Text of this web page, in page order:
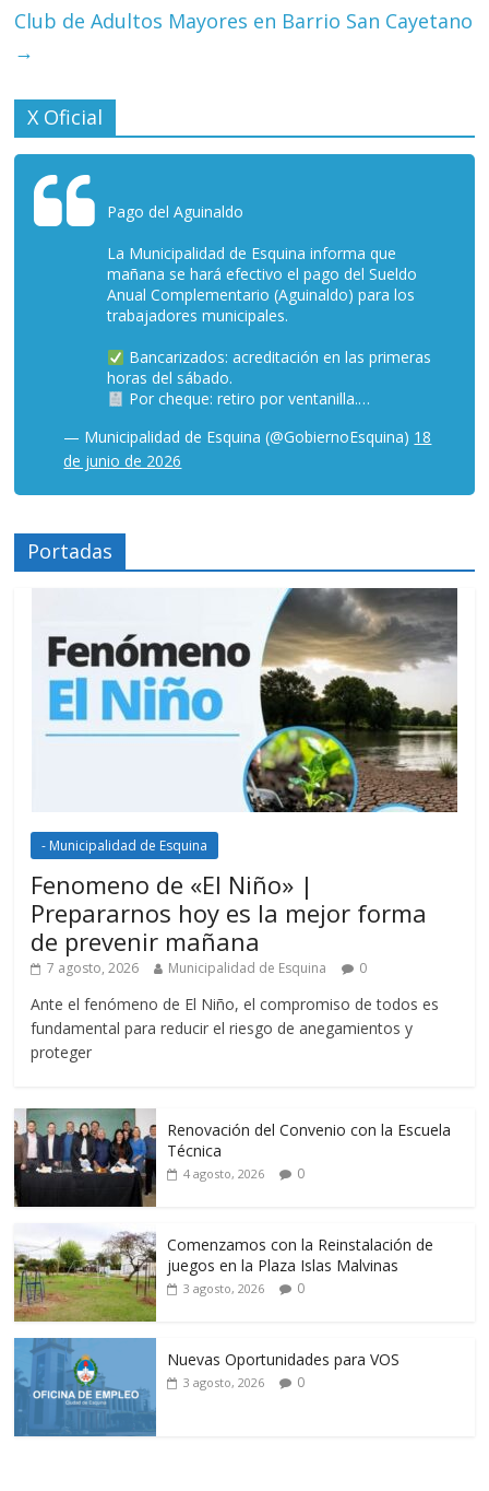
Club de Adultos Mayores en Barrio San Cayetano
→
X Oficial
Pago del Aguinaldo
La Municipalidad de Esquina informa que
mañana se hará efectivo el pago del Sueldo
Anual Complementario (Aguinaldo) para los
trabajadores municipales.
Bancarizados: acreditación en las primeras
horas del sábado.
Por cheque: retiro por ventanilla.…
— Municipalidad de Esquina (@GobiernoEsquina) 18
de junio de 2026
Portadas
- Municipalidad de Esquina
Fenomeno de «El Niño» |
Prepararnos hoy es la mejor forma
de prevenir mañana
7 agosto, 2026 Municipalidad de Esquina 0
Ante el fenómeno de El Niño, el compromiso de todos es
fundamental para reducir el riesgo de anegamientos y
proteger
Renovación del Convenio con la Escuela
Técnica
4 agosto, 2026 0
Comenzamos con la Reinstalación de
juegos en la Plaza Islas Malvinas
3 agosto, 2026 0
Nuevas Oportunidades para VOS
3 agosto, 2026 0